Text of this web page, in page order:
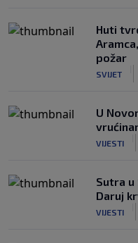
Huti
požar
SVIJET
U
VIJESTI
Sutra u
Daruj
VIJESTI